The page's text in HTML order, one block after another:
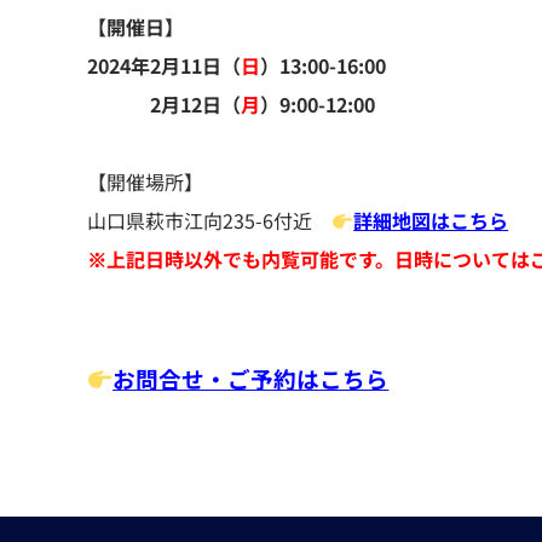
【開催日】
2024年2月11日（日）13:00-16:00
2月12日（月）9:00-12:00
【開催場所】
山口県萩市江向235-6付近
詳細地図はこちら
※上記日時以外でも内覧可能です。日時については
お問合せ・ご予約はこちら